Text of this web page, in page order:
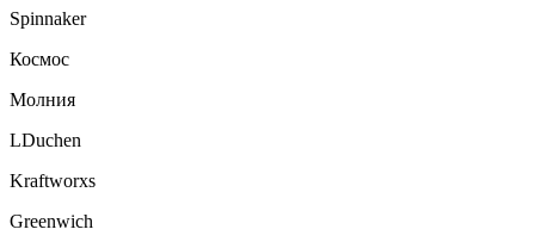
Spinnaker
Космос
Молния
LDuchen
Kraftworxs
Greenwich